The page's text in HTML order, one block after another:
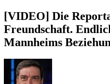
[VIDEO] Die
Freundschaft.
Mannheims